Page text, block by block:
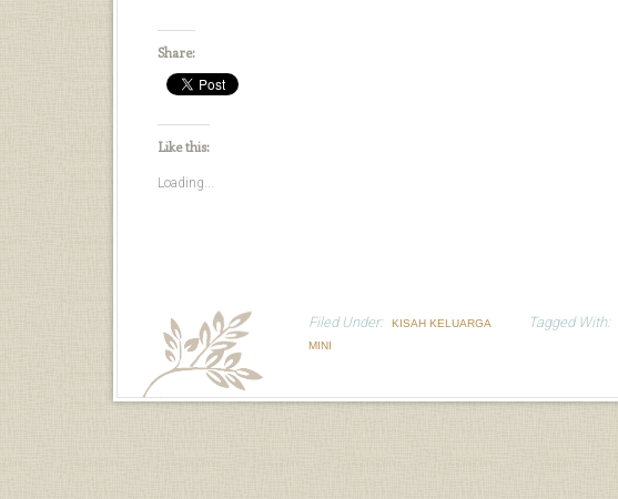
Share:
Like this:
Loading...
Filed Under: KISAH KELUARGA Tagged With:
MINI